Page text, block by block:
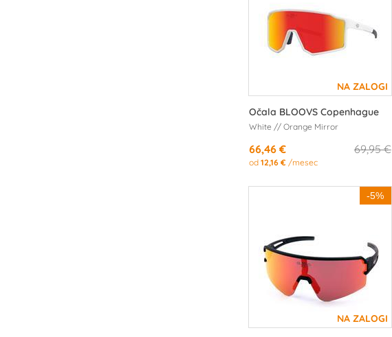
Očala BLOOVS Copenhague
White // Orange Mirror
69,95 €
66,46 €
od12,16 € /mesec
-5%